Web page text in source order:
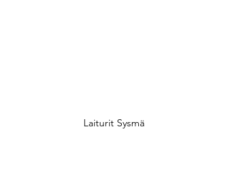
Laiturit Sysmä